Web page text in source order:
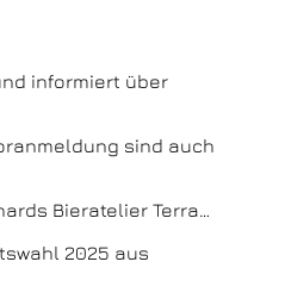
informiert über
sind auch
Bieratelier Terra…
2025 aus